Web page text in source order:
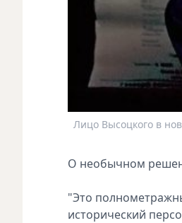
Лицо Высоцкого в
О необычном
"Это
историчeский